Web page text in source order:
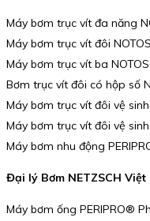
Máy bơm trục vít đa năng
Máy bơm trục vít đôi
Máy bơm trục vít ba
Bơm trục vít đôi có hộp số
Máy bơm trục vít đôi vệ
Máy bơm trục vít đôi vệ
Máy bơm nhu động
Đại lý Bơm NETZSCH Việt
Máy bơm ống PERIPRO®